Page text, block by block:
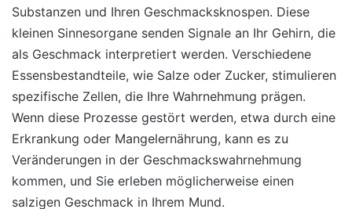
Substanzen und Ihren Geschmacksknospen. Diese
kleinen Sinnesorgane senden Signale an Ihr Gehirn, die
als Geschmack interpretiert werden. Verschiedene
Essensbestandteile, wie Salze oder Zucker, stimulieren
spezifische Zellen, die Ihre Wahrnehmung prägen.
Wenn diese Prozesse gestört werden, etwa durch eine
Erkrankung oder Mangelernährung, kann es zu
Veränderungen in der Geschmackswahrnehmung
kommen, und Sie erleben möglicherweise einen
salzigen Geschmack in Ihrem Mund.